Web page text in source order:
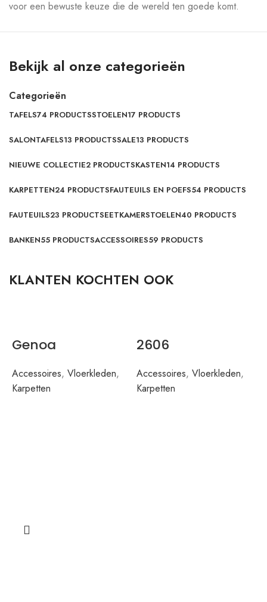
voor een bewuste keuze die de wereld ten goede komt.
Bekijk al onze categorieën
Categorieën
TAFELS74 PRODUCTSSTOELEN17 PRODUCTS
SALONTAFELS13 PRODUCTSSALE13 PRODUCTS
NIEUWE COLLECTIE2 PRODUCTSKASTEN14 PRODUCTS
KARPETTEN24 PRODUCTSFAUTEUILS EN POEFS54 PRODUCTS
FAUTEUILS23 PRODUCTSEETKAMERSTOELEN40 PRODUCTS
BANKEN55 PRODUCTSACCESSOIRES59 PRODUCTS
KLANTEN KOCHTEN OOK
Genoa
Accessoires, Vloerkleden,
Karpetten
2606
Accessoires, Vloerkleden,
Karpetten